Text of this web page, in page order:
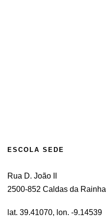
ESCOLA SEDE
Rua D. João II
2500-852 Caldas da Rainha
lat. 39.41070, lon. -9.14539